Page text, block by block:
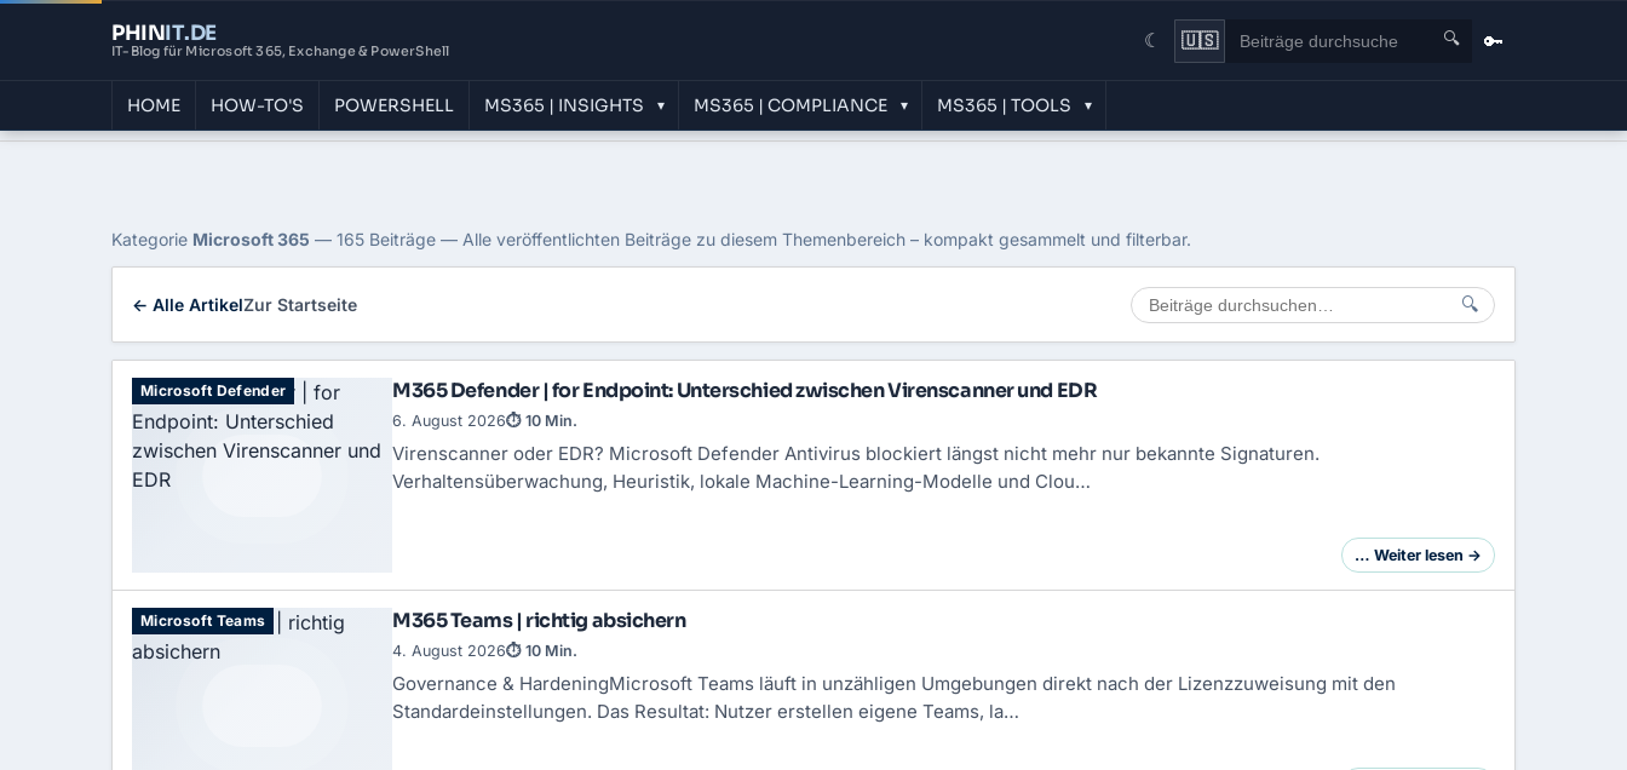
PHINIT.DE
IT-Blog für Microsoft 365, Exchange & PowerShell ☾ 🇺🇸 🔍 🔑
HOME HOW-TO'S POWERSHELL MS365 | INSIGHTS ▾ MS365 | COMPLIANCE ▾ MS365 | TOOLS ▾
Kategorie: Microsoft 365
Kategorie Microsoft 365 — 165 Beiträge — Alle veröffentlichten Beiträge zu diesem Themenbereich – kompakt gesammelt und filterbar.
← Alle ArtikelZur Startseite 🔍
Microsoft Defender M365 Defender | for Endpoint: Unterschied zwischen Virenscanner und EDR
Virenscanner oder EDR? Microsoft Defender Antivirus blockiert längst nicht mehr nur bekannte Signaturen.
Verhaltensüberwachung, Heuristik, lokale Machine-Learning-Modelle und Clou…
6. August 2026⏱ 10 Min.
… Weiter lesen →
Microsoft Teams M365 Teams | richtig absichern
Governance & HardeningMicrosoft Teams läuft in unzähligen Umgebungen direkt nach der Lizenzzuweisung mit den
Standardeinstellungen. Das Resultat: Nutzer erstellen eigene Teams, la…
4. August 2026⏱ 10 Min.